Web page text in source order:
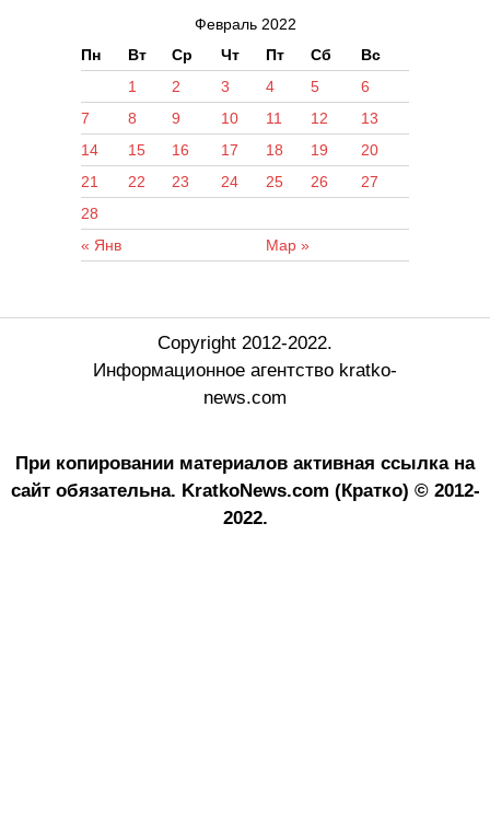
Февраль 2022
Пн
Вт Ср Чт Пт Сб Вс
« Янв Мар »
1 2 3 4 5
6
7
8 9 10 11 12
13
14
15 16 17 18 19
20
21
22 23 24 25 26
27
28
Copyright 2012-2022.
Информационное агентство kratko-
news.com
При копировании материалов активная ссылка на
сайт обязательна. KratkoNews.com (Кратко) © 2012-
2022.